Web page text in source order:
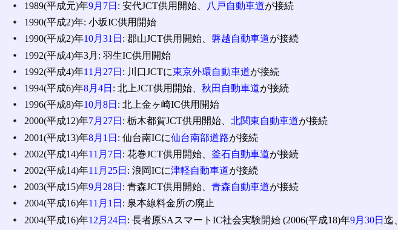
1989(平成元)年9月7日 : 安代JCT供用開始、 八戸自動車道が接続
1990(平成2)年: 小坂IC供用開始
1990(平成2)年10月31日 : 郡山JCT供用開始、 磐越自動車道が接続
1992(平成4)年3月: 羽生IC供用開始
1992(平成4)年11月27日 : 川口JCTに東京外環自動車道が接続
1994(平成6)年8月4日 : 北上JCT供用開始、 秋田自動車道が接続
1996(平成8)年10月8日 : 北上金ヶ崎IC供用開始
2000(平成12)年7月27日 : 栃木都賀JCT供用開始、 北関東自動車道が接続
2001(平成13)年8月1日 : 仙台南ICに仙台南部道路が接続
2002(平成14)年11月7日 : 花巻JCT供用開始、 釜石自動車道が接続
2002(平成14)年11月25日 : 浪岡ICに津軽自動車道が接続
2003(平成15)年9月28日 : 青森JCT供用開始、 青森自動車道が接続
2004(平成16)年11月1日 : 泉本線料金所の廃止
2004(平成16)年12月24日 : 長者原SAスマートIC社会実験開始 (2006(平成18)年9月30日 迄